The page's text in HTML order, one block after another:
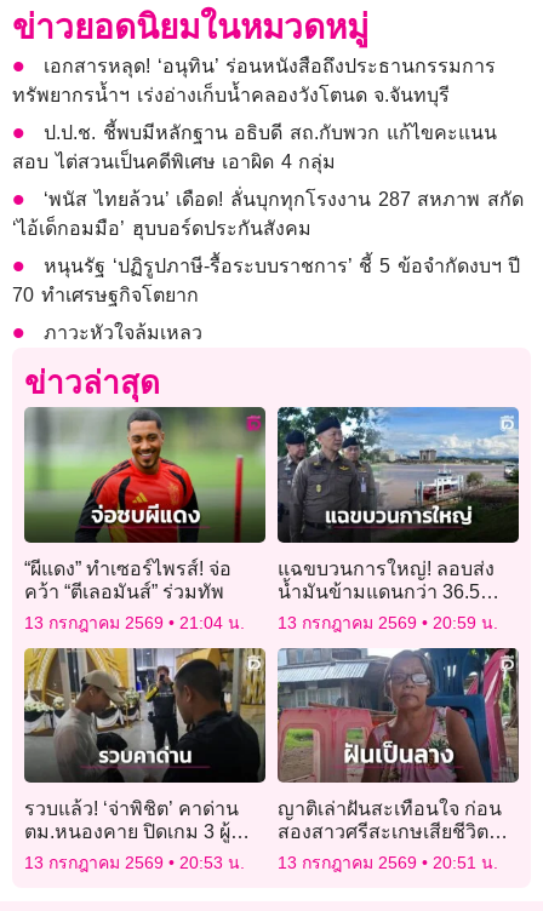
ข่าวยอดนิยมในหมวดหมู่
เอกสารหลุด! ‘อนุทิน’ ร่อนหนังสือถึงประธานกรรมการ
ทรัพยากรน้ำฯ เร่งอ่างเก็บน้ำคลองวังโตนด จ.จันทบุรี
ป.ป.ช. ชี้พบมีหลักฐาน อธิบดี สถ.กับพวก แก้ไขคะแนน
สอบ ไต่สวนเป็นคดีพิเศษ เอาผิด 4 กลุ่ม
‘พนัส ไทยล้วน’ เดือด! ลั่นบุกทุกโรงงาน 287 สหภาพ สกัด
‘ไอ้เด็กอมมือ’ ฮุบบอร์ดประกันสังคม
หนุนรัฐ ‘ปฏิรูปภาษี-รื้อระบบราชการ’ ชี้ 5 ข้อจำกัดงบฯ ปี
70 ทำเศรษฐกิจโตยาก
ภาวะหัวใจล้มเหลว
ข่าวล่าสุด
“ผีแดง” ทำเซอร์ไพรส์! จ่อ
คว้า “ตีเลอมันส์” ร่วมทัพ
13 กรกฎาคม 2569 21:04 น.
แฉขบวนการใหญ่! ลอบส่ง
น้ำมันข้ามแดนกว่า 36.5
ล้านลิตร รัฐเสียหาย 226 ล้าน
13 กรกฎาคม 2569 20:59 น.
รวบแล้ว! ‘จ่าพิชิต’ คาด่าน
ตม.หนองคาย ปิดเกม 3 ผู้
ต้องหาคดีโกงสอบ สถ.
13 กรกฎาคม 2569 20:53 น.
ญาติเล่าฝันสะเทือนใจ ก่อน
สองสาวศรีสะเกษเสียชีวิต
เหตุไฟไหม้โรงเบียร์
ลาดพร้าว
13 กรกฎาคม 2569 20:51 น.